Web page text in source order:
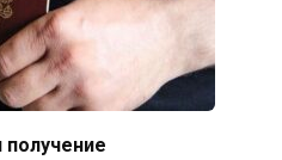
получение